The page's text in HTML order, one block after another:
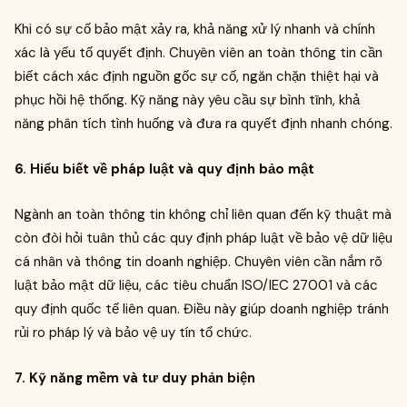
Khi có sự cố bảo mật xảy ra, khả năng xử lý nhanh và chính
xác là yếu tố quyết định. Chuyên viên an toàn thông tin cần
biết cách xác định nguồn gốc sự cố, ngăn chặn thiệt hại và
phục hồi hệ thống. Kỹ năng này yêu cầu sự bình tĩnh, khả
năng phân tích tình huống và đưa ra quyết định nhanh chóng.
6. Hiểu biết về pháp luật và quy định bảo mật
Ngành an toàn thông tin không chỉ liên quan đến kỹ thuật mà
còn đòi hỏi tuân thủ các quy định pháp luật về bảo vệ dữ liệu
cá nhân và thông tin doanh nghiệp. Chuyên viên cần nắm rõ
luật bảo mật dữ liệu, các tiêu chuẩn ISO/IEC 27001 và các
quy định quốc tế liên quan. Điều này giúp doanh nghiệp tránh
rủi ro pháp lý và bảo vệ uy tín tổ chức.
7. Kỹ năng mềm và tư duy phản biện